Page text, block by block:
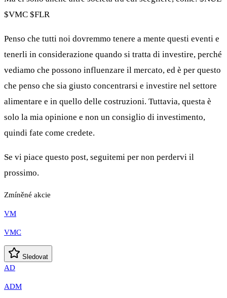
$VMC $FLR
Penso che tutti noi dovremmo tenere a mente questi eventi e
tenerli in considerazione quando si tratta di investire, perché
vediamo che possono influenzare il mercato, ed è per questo
che penso che sia giusto concentrarsi e investire nel settore
alimentare e in quello delle costruzioni. Tuttavia, questa è
solo la mia opinione e non un consiglio di investimento,
quindi fate come credete.
Se vi piace questo post, seguitemi per non perdervi il
prossimo.
Zmíněné akcie
VM
VMC
Sledovat
AD
ADM